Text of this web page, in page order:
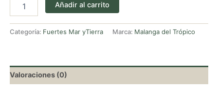
Añadir al carrito
Categoría: Fuertes Mar yTierra Marca: Malanga del Trópico
Valoraciones (0)